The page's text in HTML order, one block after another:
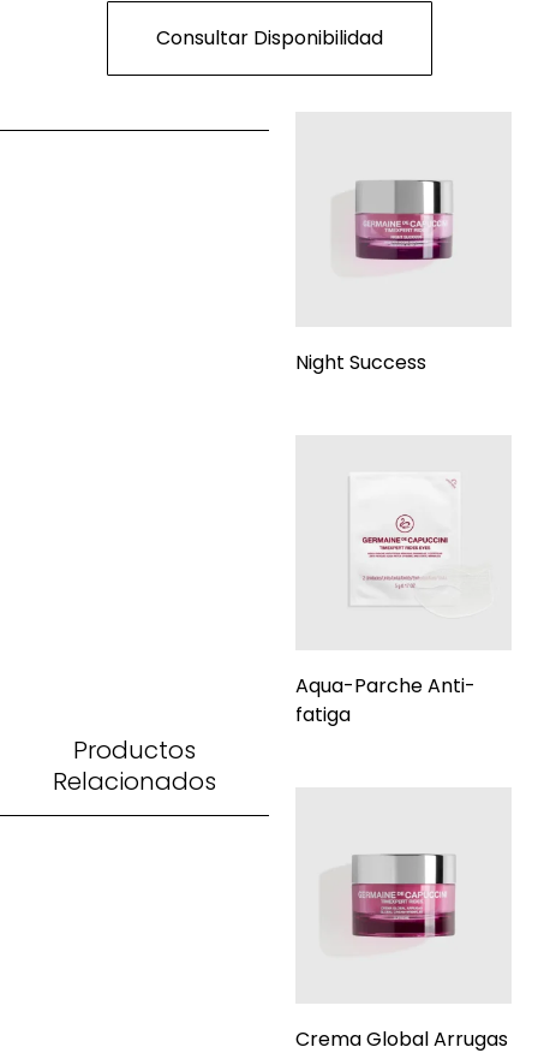
Consultar Disponibilidad
Productos
Relacionados
Night Success
Aqua-Parche Anti-
fatiga
Crema Global Arrugas